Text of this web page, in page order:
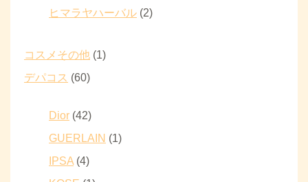
ヒマラヤハーバル (2)
コスメその他 (1)
デパコス (60)
Dior (42)
GUERLAIN (1)
IPSA (4)